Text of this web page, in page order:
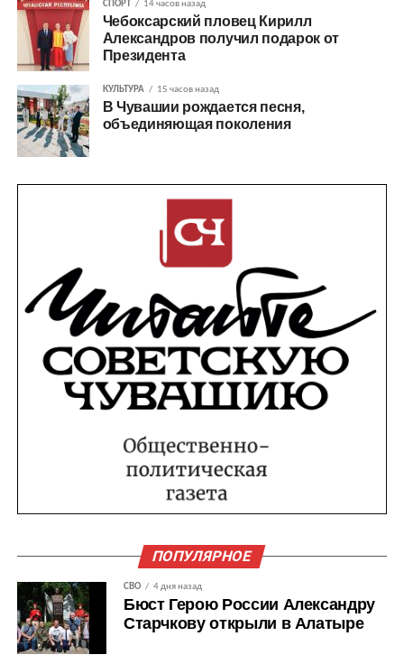
СПОРТ 14 часов назад
Чебоксарский пловец Кирилл
Александров получил подарок от
Президента
КУЛЬТУРА 15 часов назад
В Чувашии рождается песня,
объединяющая поколения
ПОПУЛЯРНОЕ
СВО 4 дня назад
Бюст Герою России Александру
Старчкову открыли в Алатыре